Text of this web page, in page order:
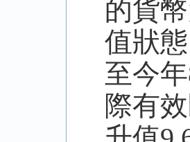
的貨
值狀
至今
際有